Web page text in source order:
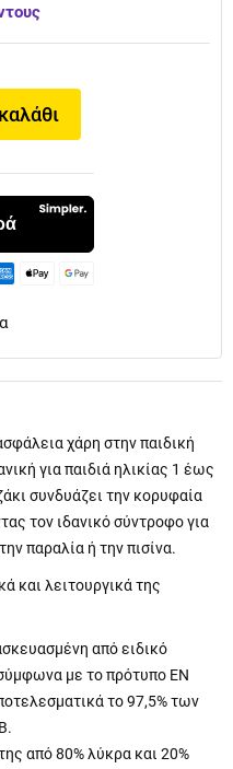
χάρη στην παιδική
για παιδιά ηλικίας 1 έως
συνδυάζει την κορυφαία
τον ιδανικό σύντροφο για
παραλία ή την πισίνα.
και λειτουργικά της
από ειδικό
με το πρότυπο EN
το 97,5% των
από 80% λύκρα και 20%